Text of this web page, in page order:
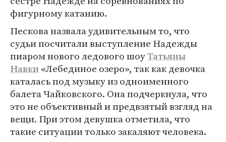
фигурному катанию.
Пескова назвала удивительным то, что
судьи посчитали выступление Надежды
пиаром нового ледового шоуТатьяны
Навки«Лебединое озеро», так как девочка
каталась под музыку из одноименного
балета Чайковского. Она подчеркнула, что
это не объективный и предвзятый взгляд на
вещи. При этом девушка отметила, что
такие ситуации только закаляют человека.